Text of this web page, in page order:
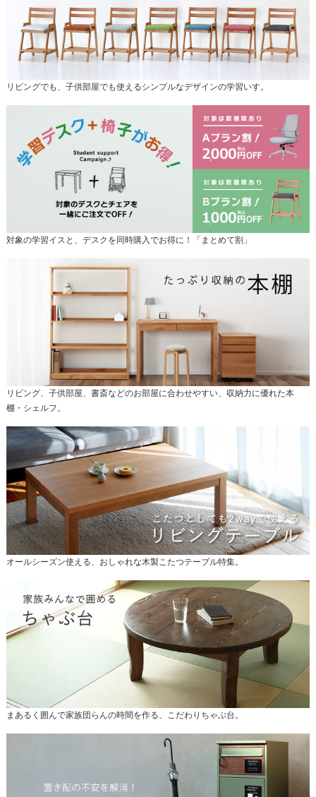
リビングでも、子供部屋でも使えるシンプルなデザインの学習いす。
対象の学習イスと、デスクを同時購入でお得に！「まとめて割」
リビング、子供部屋、書斎などのお部屋に合わせやすい、収納力に優れた本
棚・シェルフ。
オールシーズン使える、おしゃれな木製こたつテーブル特集。
まあるく囲んで家族団らんの時間を作る、こだわりちゃぶ台。